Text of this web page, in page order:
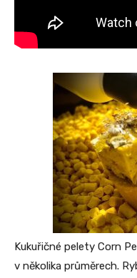
Kukuřičné pelety Corn
v několika průměrech.